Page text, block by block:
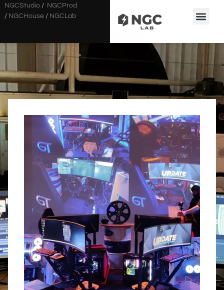
NGCStudio / NGCProd
/ NGCHouse / NGCLab